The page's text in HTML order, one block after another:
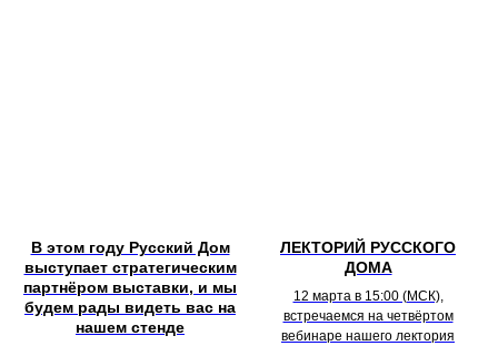
В этом году Русский Дом
выступает стратегическим
партнёром выставки, и мы
будем рады видеть вас на
нашем стенде
ЛЕКТОРИЙ РУССКОГО
ДОМА
12 марта в 15:00 (МСК),
встречаемся на четвёртом
вебинаре нашего лектория